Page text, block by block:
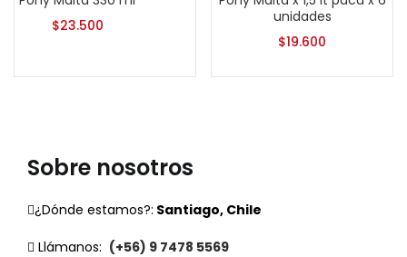
$23.500
unidades
$19.600
Sobre nosotros
¿Dónde estamos?: Santiago, Chile
Llámanos: (+56) 9 7478 5569